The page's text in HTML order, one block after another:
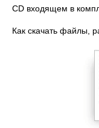
CD входящем в
Как скачать файлы,